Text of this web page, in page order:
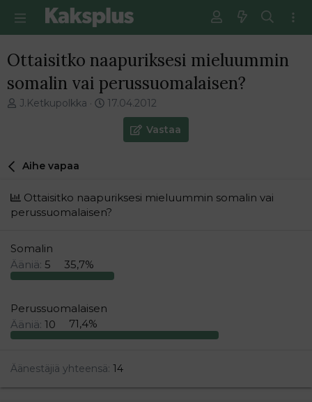
Ottaisitko naapuriksesi mieluummin
somalin vai perussuomalaisen?
V
e
t
n
a
l
t
t
a
a
J.Ketkupolkka
E
n
e
17.04.2012
Vastaa
Aihe vapaa
Ottaisitko naapuriksesi mieluummin somalin vai
perussuomalaisen?
Somalin
Ääniä: 5 35,7%
Perussuomalaisen
Ääniä: 10 71,4%
Äänestäjiä yhteensä 14